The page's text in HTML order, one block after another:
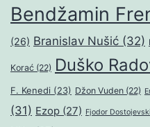
Bendžamin
(26) Branislav Nušić (32)
Korać (22) Duško
F. Kenedi (23) Džon Vuden (22)
(31) Ezop (27) Fjodor Dostojevski